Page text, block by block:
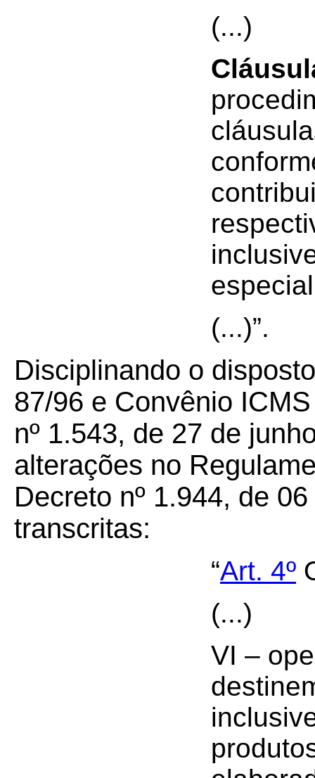
(...)
(...)”.
Disciplinando o
87/96 e Convênio
nº 1.543, de 27 de
alterações no
Decreto nº 1.944, de
transcritas:
“Art. 4º
(...)
VI –